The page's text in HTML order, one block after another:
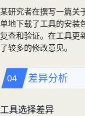
某研究者在撰写一篇关
单地下载了工具的安装
复查和验证。在工具更
了较多的修改意见。
差异分析
工具选择差异